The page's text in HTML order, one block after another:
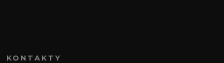
KONTAKTY